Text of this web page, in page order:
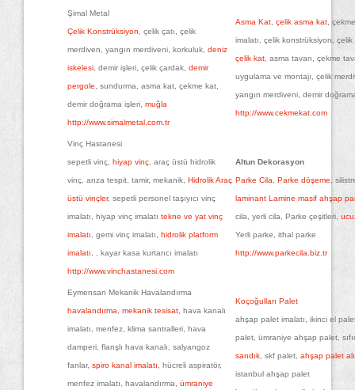
Şimal Metal
Çelik Konstrüksiyon , çelik çatı, çelik
merdiven, yangın merdiveni, korkuluk, deniz
iskelesi, demir işleri, çelik çardak, demir
pergole , sundurma, asma kat, çekme kat,
demir doğrama işleri, muğla
http://www.simalmetal.com.tr
Asma Kat, çelik asma kat,
imalatı, çelik konstrüksiyon, çelik
çelik kat, asma tavan, çekme
uygulama ve montajı, çelik
yangın merdiveni, demir
http://www.cekmekat.com
Vinç Hastanesi
sepetli vinç, hiyap vinç, araç üstü hidrolik
vinç, arıza tespit, tamir, mekanik, Hidrolik Araç
üstü vinçler, sepetli personel taşıyıcı vinç
imalatı, hiyap vinç imalatı tekne ve yat vinç
imalatı , gemi vinç imalatı, hidrolik platform
imalatı , , kayar kasa kurtarıcı imalatı
http://www.vinchastanesi.com
Altun Dekorasyon
Parke Cila Parke döşeme ,
laminant Lamine masif ahşap
cila, yerli cila, Parke çeşitleri,
Yerli parke, ithal parke
http://www.parkecila.biz.tr
Eymensan Mekanik Havalandırma
havalandırma mekanik tesisat, hava kanalı
imalatı, menfez, klima santralleri, hava
damperi, flanşlı hava kanalı, salyangoz
fanlar, spiro kanal imalatı , hücreli aspiratör,
menfez imalatı, havalandırma, ümraniye
Koçoğulları Palet
ahşap palet imalatı, ikinci el
palet, ümraniye ahşap palet,
sandık, skf palet, ahşap palet
istanbul ahşap palet